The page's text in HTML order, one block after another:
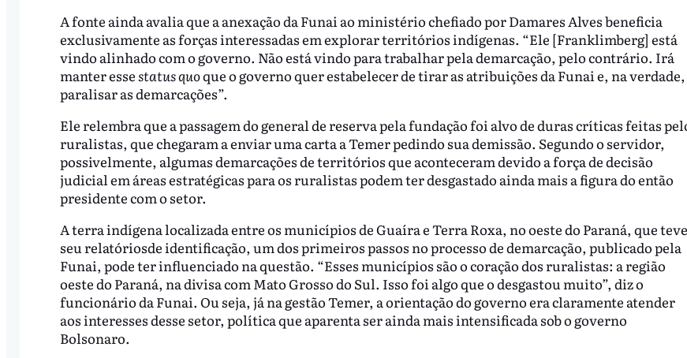
A fonte ainda avalia que a anexação da Funai ao ministério chefiado por Damares Alves beneficia
exclusivamente as forças interessadas em explorar territórios indígenas. “Ele [Franklimberg] está
vindo alinhado com o governo. Não está vindo para trabalhar pela demarcação, pelo contrário. Irá
manter essestatus quoque o governo quer estabelecer de tirar as atribuições da Funai e, na verdade,
paralisar as demarcações”.
Ele relembra que a passagem do general de reserva pela fundação foi alvo de duras críticas feitas
ruralistas, que chegaram a enviar uma carta a Temer pedindo sua demissão. Segundo o servidor,
possivelmente, algumas demarcações de territórios que aconteceram devido a força de decisão
judicial em áreas estratégicas para os ruralistas podem ter desgastado ainda mais a figura do então
presidente com o setor.
A terra indígena localizada entre os municípios de Guaíra e Terra Roxa, no oeste do Paraná, que teve
seu relatóriosde identificação, um dos primeiros passos no processo de demarcação, publicado pela
Funai, pode ter influenciado na questão. “Esses municípios são o coração dos ruralistas: a região
oeste do Paraná, na divisa com Mato Grosso do Sul. Isso foi algo que o desgastou muito”, diz o
funcionário da Funai. Ou seja, já na gestão Temer, a orientação do governo era claramente atender
aos interesses desse setor, política que aparenta ser ainda mais intensificada sob o governo
Bolsonaro.